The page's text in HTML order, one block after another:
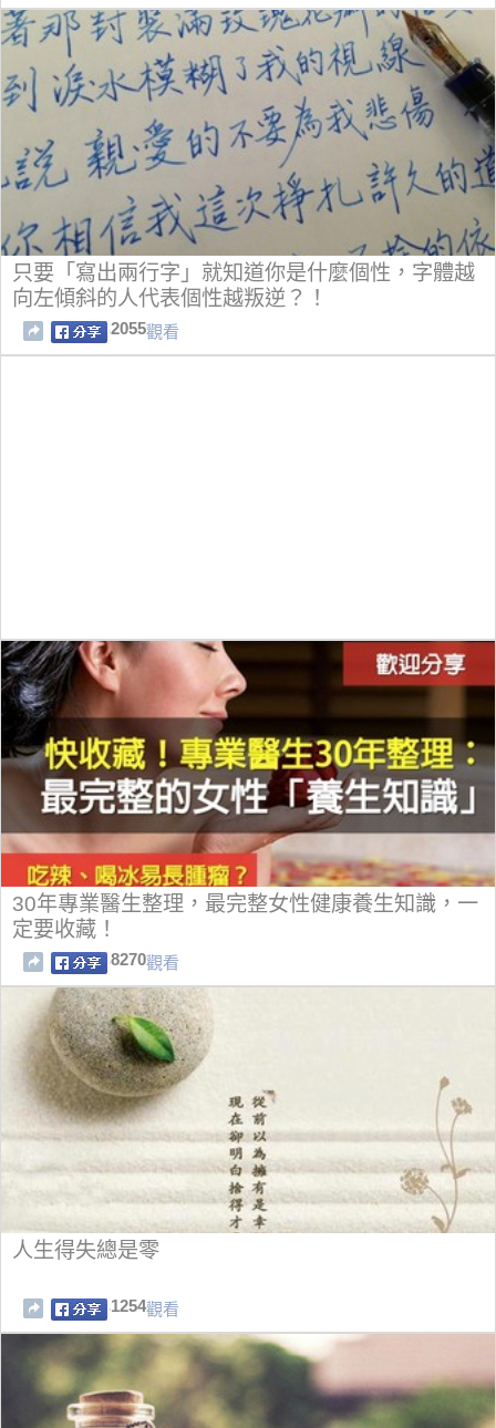
只要「寫出兩行字」就知道你是什麼個性，字體越
向左傾斜的人代表個性越叛逆？！
2055觀看
30年專業醫生整理，最完整女性健康養生知識，一
定要收藏！
8270觀看
人生得失總是零
1254觀看